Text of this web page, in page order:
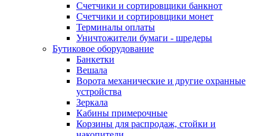
Счетчики и сортировщики банкнот
Счетчики и сортировщики монет
Терминалы оплаты
Уничтожители бумаги - шредеры
Бутиковое оборудование
Банкетки
Вешала
Ворота механические и другие охранные
устройства
Зеркала
Кабины примерочные
Корзины для распродаж, стойки и